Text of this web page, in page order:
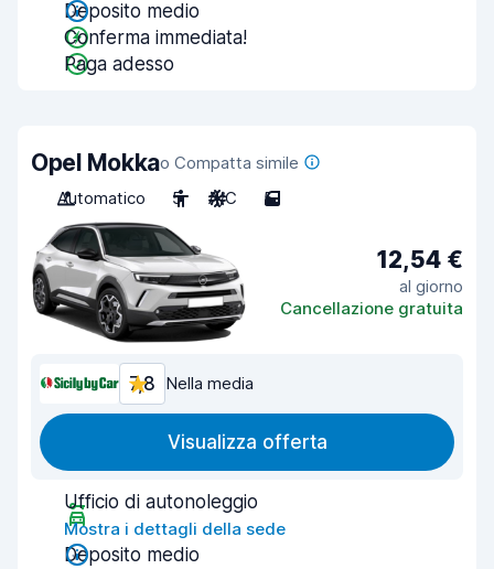
Deposito medio
Conferma immediata!
Paga adesso
Opel Mokkao Compatta simile
Automatico
5 A/C 5
12,54 €
al giorno
Cancellazione gratuita
7,8 Nella media
Visualizza offerta
Ufficio di autonoleggio
Mostra i dettagli della sede
Deposito medio